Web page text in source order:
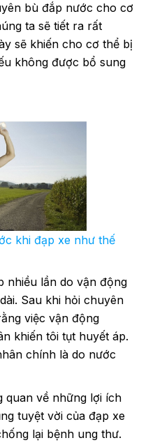
bù đắp nước cho cơ
ta sẽ tiết ra rất
sẽ khiến cho cơ thể bị
không được bổ sung
khi đạp xe như thế
nhiều lần do vận động
Sau khi hỏi chuyên
việc vận động
khiến tôi tụt huyết áp.
chính là do nước
quan về những lợi ích
tuyệt vời của đạp xe
lại bệnh ung thư.